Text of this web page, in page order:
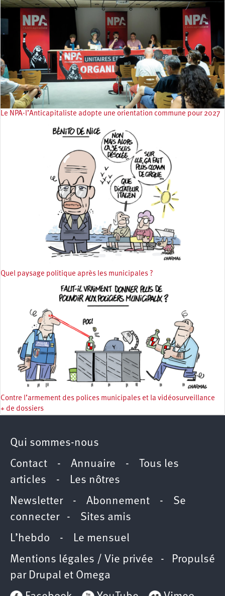
Le NPA-l’Anticapitaliste adopte une orientation commune pour 2027
Quel paysage politique après les municipales ?
Contre l’armement des polices municipales et la vidéosurveillance
+ de dossiers
Qui sommes-nous
Contact - Annuaire -
Tous les
articles - Les nôtres
Newsletter- Abonnement - Se
connecter- Sites amis
L’hebdo - Le mensuel
Mentions légales / Vie privée - Propulsé
par Drupal et Omega